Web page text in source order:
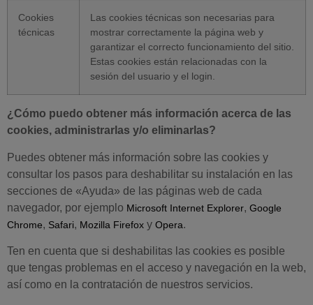
Cookies
técnicas
Las cookies técnicas son necesarias para
mostrar correctamente la página web y
garantizar el correcto funcionamiento del sitio.
Estas cookies están relacionadas con la
sesión del usuario y el login.
¿Cómo puedo obtener más información acerca de las
cookies, administrarlas y/o eliminarlas?
Puedes obtener más información sobre las cookies y
consultar los pasos para deshabilitar su instalación en las
secciones de «Ayuda» de las páginas web de cada
navegador, por ejemplo Microsoft Internet Explorer, Google
Chrome, Safari, Mozilla Firefox y Opera.
Ten en cuenta que si deshabilitas las cookies es posible
que tengas problemas en el acceso y navegación en la web,
así como en la contratación de nuestros servicios.